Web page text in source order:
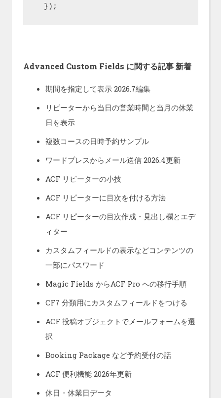
  });
Advanced Custom Fields に関する記事 新着
期間を指定して表示 2026.7編集
リピーターから当日の営業時間と当月の休業
日を表示
複数コースの日時予約サンプル
ワードプレスからメール送信 2026.4更新
ACF リピーターの小技
ACF リピーターに目次を付ける方法
ACF リピーターの目次作成・見出し欄とエデ
ィター
カスタムフィールドの表示などコンテンツの
一部にパスワード
Magic Fields からACF Pro への移行手順
CF7 分類用にカスタムフィールドをつける
ACF 投稿オブジェクトでメールフォームを選
択
Booking Package など予約受付の話
ACF 便利機能 2026年更新
休日・休業日データ